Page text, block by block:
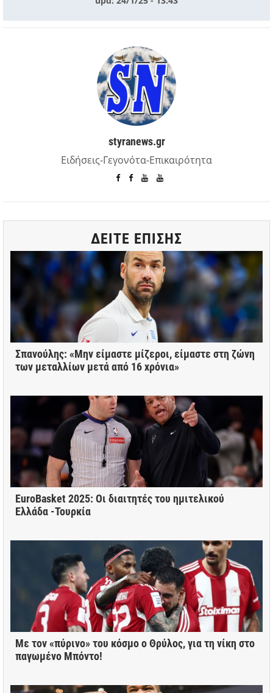
styranews.gr
Ειδήσεις-Γεγονότα-Επικαιρότητα
ΔΕΙΤΕ ΕΠΙΣΗΣ
Σπανούλης: «Μην είμαστε μίζεροι, είμαστε στη ζώνη
των μεταλλίων μετά από 16 χρόνια»
EuroBasket 2025: Οι διαιτητές του ημιτελικού
Ελλάδα -Τουρκία
Με τον «πύρινο» του κόσμο ο Θρύλος, για τη νίκη στο
παγωμένο Μπόντο!